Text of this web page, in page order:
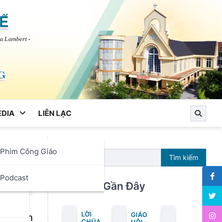
Phim Công Giáo
Podcast
LIÊN LẠC
quan
Tìm kiếm
Bài Viết Gần Đây
LỜI
GIÁO